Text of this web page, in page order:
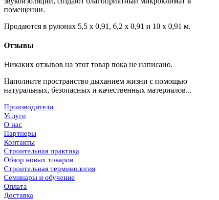
помещении.
Продаются в рулонах 5,5 х 0,91, 6,2 х 0,91 и 10 х 0,91 м.
Отзывы
Никаких отзывов на этот товар пока не написано.
Наполните пространство дыханием жизни с помощью
натуральных, безопасных и качественных материалов...
Производители
Услуги
О нас
Партнеры
Контакты
Строительная практика
Обзор новых товаров
Строительная терминология
Семинары и обучение
Оплата
Доставка